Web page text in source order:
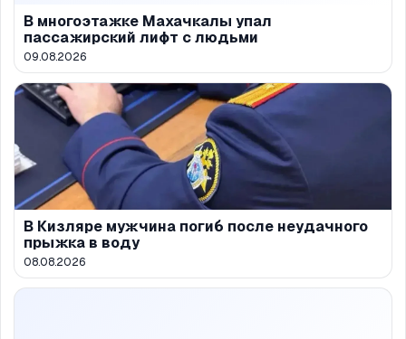
В многоэтажке Махачкалы упал
пассажирский лифт с людьми
09.08.2026
В Кизляре мужчина погиб после неудачного
прыжка в воду
08.08.2026